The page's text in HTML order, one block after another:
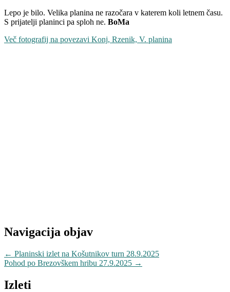
Lepo je bilo. Velika planina ne razočara v katerem koli letnem času.
S prijatelji planinci pa sploh ne. BoMa
Več fotografij na povezavi Konj, Rzenik, V. planina
Navigacija objav
← Planinski izlet na Košutnikov turn 28.9.2025
Pohod po Brezovškem hribu 27.9.2025 →
Izleti